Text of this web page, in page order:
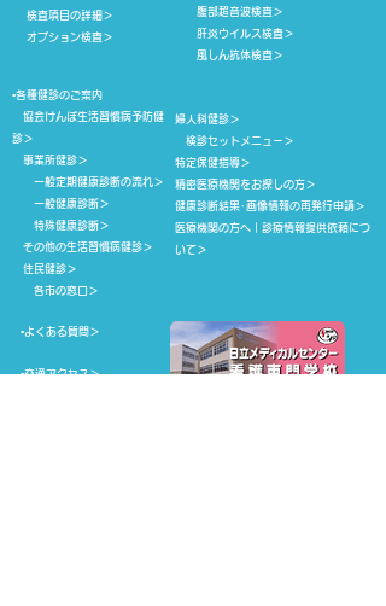
検査項目の詳細 ＞
​ オプション検査＞
腹部超音波検査＞
肝炎ウイルス検査＞
風しん抗体検査＞
▪各種健診のご案内
協会けんぽ生活習慣病予防健
診＞
事業所健診＞
一般定期健康診断の流れ＞
​ 一般健康診断＞
特殊健康診断＞
その他の生活習慣病健診＞
住民健診＞
​ 各市の窓口 ＞
婦人科健診＞
検診セットメニュー ＞
特定保健指導＞
精密医療機関をお探しの方＞
健康診断結果･画像情報の再発行申請＞
医療機関の方へ｜診療情報提供依頼につ
いて＞
▪よくある質問 ＞
▪交通アクセス＞